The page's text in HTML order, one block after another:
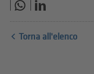
Torna all'elenco